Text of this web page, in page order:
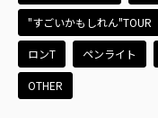
"すごいかもしれん"TOUR
ロンT ペンライト
OTHER